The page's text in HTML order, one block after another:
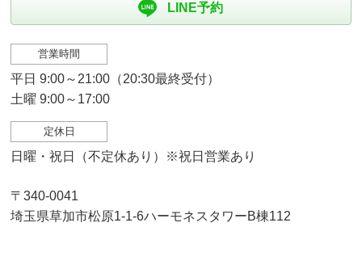
LINE予約
営業時間
平日 9:00～21:00（20:30最終受付）
土曜 9:00～17:00
定休日
日曜・祝日（不定休あり）※祝日営業あり
〒340-0041
埼玉県草加市松原1-1-6ハーモネスタワーB棟112